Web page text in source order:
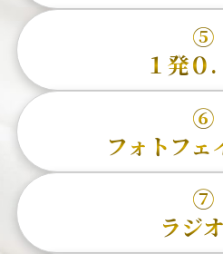
⑤
１発０
⑥
フォトフェ
⑦
ラジ